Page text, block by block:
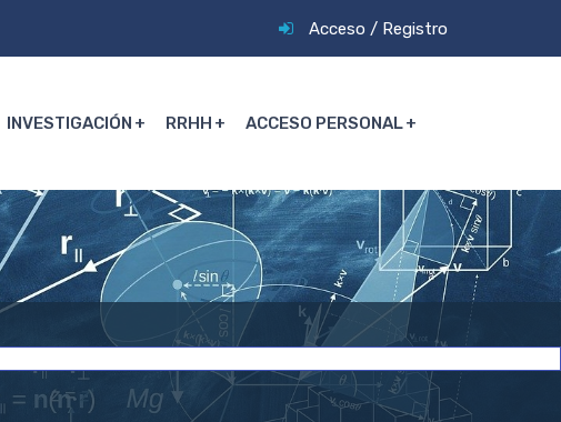
Acceso / Registro
INVESTIGACIÓN RRHH ACCESO PERSONAL